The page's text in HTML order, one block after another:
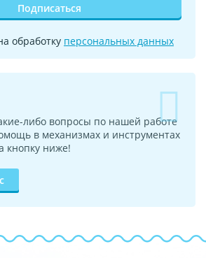
Подписаться
обработку персональных данных
либо вопросы по нашей работе
в механизмах и инструментах
кнопку ниже!